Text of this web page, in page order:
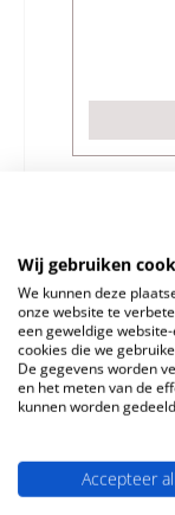
Wij gebruiken
We kunnen deze
onze website te
een geweldige
cookies die we
De gegevens worden
en het meten van de
kunnen worden
Accepteer